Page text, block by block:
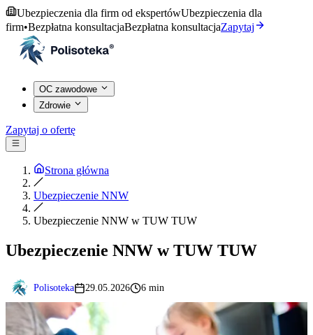
Ubezpieczenia dla firm od ekspertówUbezpieczenia dla
firm•Bezpłatna konsultacjaBezpłatna konsultacjaZapytaj
OC zawodowe
Zdrowie
Zapytaj o ofertę
Strona główna
Ubezpieczenie NNW
Ubezpieczenie NNW w TUW TUW
Ubezpieczenie NNW w TUW TUW
Polisoteka 29.05.2026 6 min